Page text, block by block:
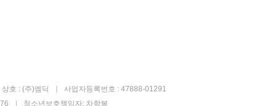
상호 : (주)엠딕
사업자등록번호 : 47888-01291
청소년보호책임자: 차학봉